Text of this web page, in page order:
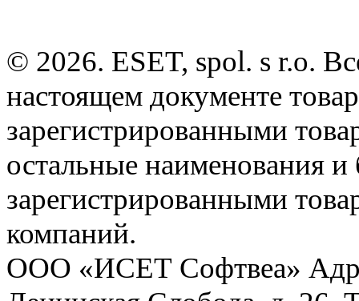
© 2026. ESET, spol. s r.o.
настоящем документе
зарегистрированными
остальные наименования
зарегистрированными
компаний.
ООО «ИСЕТ Софтвеа»